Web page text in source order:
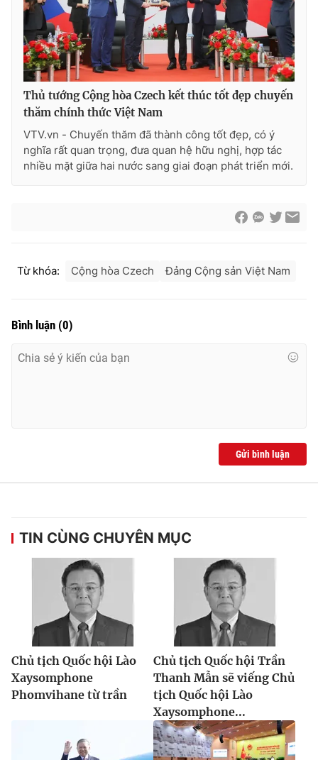
Cơ quan báo chí:Thời báo VTV
Giấy phép hoạt động báo in và báo điện tử số 483/GP-BTTTT
cấp ngày 29/12/2023
Tổng Biên tập:Vũ Thanh Thủy
Phó Tổng Biên tập:Nguyễn Thị Mỹ Hạnh, Phạm Quốc Thắng,
Nguyễn Trọng Ninh
Ðiện thoại Thời báo VTV:
024.66 897 897
Email:toasoan@vtv.vn
Thủ tướng Cộng hòa Czech kết thúc tốt đẹp chuyến
thăm chính thức Việt Nam
VTV.vn - Chuyến thăm đã thành công tốt đẹp, có ý
nghĩa rất quan trọng, đưa quan hệ hữu nghị, hợp tác
nhiều mặt giữa hai nước sang giai đoạn phát triển mới.
Từ khóa: Cộng hòa Czech Đảng Cộng sản Việt Nam
Bình luận (0)
Gửi bình luận
TIN CÙNG CHUYÊN MỤC
Chủ tịch Quốc hội Lào
Xaysomphone
Phomvihane từ trần
Chủ tịch Quốc hội Trần
Thanh Mẫn sẽ viếng Chủ
tịch Quốc hội Lào
Xaysomphone...